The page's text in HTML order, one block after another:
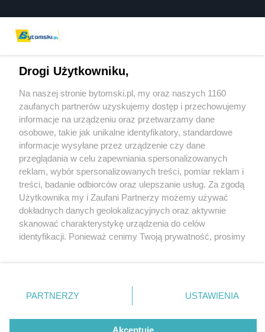
2 / 0
Wydawca mediów lokalnych
Nie zapomnij
zapoznać się z:
polityką prywatności regulamin korzystania z portali
Twojemiasto
Piekary Śląskie
Chorzów
Tarnowskie Góry
Gliwice
Skontakuj sięz nami
Kontakt
Wydawca
Pogoda
Drogi Użytkowniku,
Na naszej stronie bytomski.pl, my oraz naszych 1160
zaufanych partnerów uzyskujemy dostęp i przechowujemy
informacje na urządzeniu oraz przetwarzamy dane
osobowe, takie jak unikalne identyfikatory, standardowe
informacje wysyłane przez urządzenie czy dane
przeglądania w celu zapewniania spersonalizowanych
reklam, wybór spersonalizowanych treści, pomiar reklam i
treści, badanie odbiorców oraz ulepszanie usług. Za zgodą
Użytkownika my i Zaufani Partnerzy możemy używać
dokładnych danych geolokalizacyjnych oraz aktywnie
skanować charakterystykę urządzenia do celów
identyfikacji. Ponieważ cenimy Twoją prywatność, prosimy
prywatności znajdujący się w lewym dolnym rogu strony
. Niektóre rodzaje przetwarzania danych nie wymagają
zgody użytkownika, ale masz prawo sprzeciwić się
takiemu przetwarzaniu. Preferencje będą miały
PARTNERZY USTAWIENIA
Akceptuję